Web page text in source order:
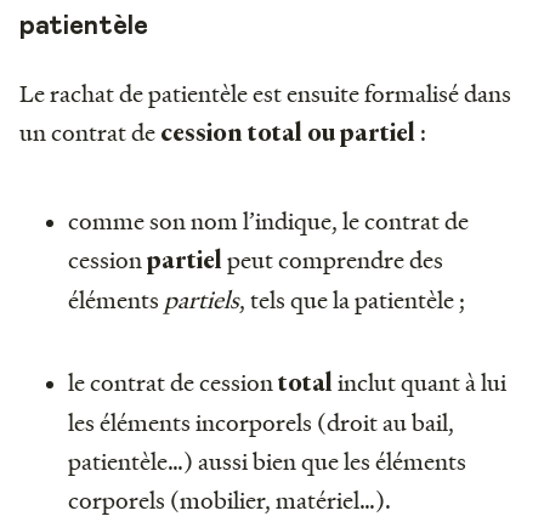
patientèle
Le rachat de patientèle est ensuite formalisé dans
un contrat de cession total ou partiel :
comme son nom l’indique, le contrat de
cessionpartiel peut comprendre des
éléments partiels, tels que la patientèle ;
le contrat de cessiontotal inclut quant à lui
les éléments incorporels (droit au bail,
patientèle…) aussi bien que les éléments
corporels (mobilier, matériel…).